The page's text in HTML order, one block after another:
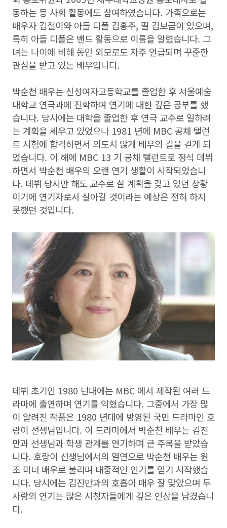
동하는 등 사회 활동에도 참여하였습니다. 가족으로는
배우자 김철이와 아들 디폴 김홍주, 딸 김보금이 있으며,
특히 아들 디폴은 밴드 활동으로 이름을 알렸습니다. 그
녀는 나이에 비해 동안 외모로도 자주 언급되며 꾸준한
관심을 받고 있는 배우입니다.
박순천 배우는 신성여자고등학교를 졸업한 후 서울예술
대학교 연극과에 진학하여 연기에 대한 깊은 공부를 했
습니다. 당시에는 대학을 졸업한 후 연극 교수로 일하려
는 계획을 세우고 있었으나 1981 년에 MBC 공채 탤런
트 시험에 합격하면서 의도치 않게 배우의 길을 걷게 되
었습니다. 이 해에 MBC 13 기 공채 탤런트로 정식 데뷔
하면서 박순천 배우의 오랜 연기 생활이 시작되었습니
다. 데뷔 당시만 해도 교수로 살 계획을 갖고 있던 상황
이기에 연기자로서 살아갈 것이라는 예상은 전혀 하지
못했던 것입니다.
데뷔 초기인 1980 년대에는 MBC 에서 제작된 여러 드
라마에 출연하며 연기를 익혔습니다. 그중에서 가장 많
이 알려진 작품은 1980 년대에 방영된 국민 드라마인 호
랑이 선생님입니다. 이 드라마에서 박순천 배우는 김진
만과 선생님과 학생 관계를 연기하며 큰 주목을 받았습
니다. 호랑이 선생님에서의 열연으로 박순천 배우는 원
조 미녀 배우로 불리며 대중적인 인기를 얻기 시작했습
니다. 당시에는 김진만과의 호흡이 매우 잘 맞았으며 두
사람의 연기는 많은 시청자들에게 깊은 인상을 남겼습니
다.